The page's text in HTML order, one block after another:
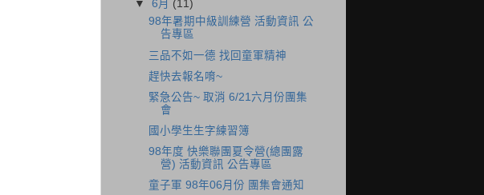
▼6月 (11)
98年暑期中級訓練營 活動資訊 公
告專區
三品不如一德 找回童軍精神
趕快去報名唷~
緊急公告~ 取消 6/21六月份團集
會
國小學生生字練習簿
98年度 快樂聯團夏令營(總團露
營) 活動資訊 公告專區
童子軍 98年06月份 團集會通知